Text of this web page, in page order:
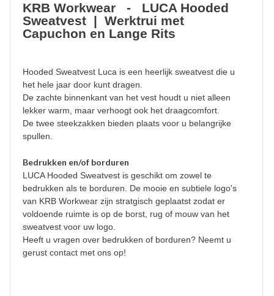
KRB Workwear - LUCA Hooded
Sweatvest | Werktrui met
Capuchon en Lange Rits
Hooded Sweatvest Luca is een heerlijk sweatvest die u
het hele jaar door kunt dragen.
De zachte binnenkant van het vest houdt u niet alleen
lekker warm, maar verhoogt ook het draagcomfort.
De twee steekzakken bieden plaats voor u belangrijke
spullen.
Bedrukken en/of borduren
LUCA Hooded Sweatvest is geschikt om zowel te
bedrukken als te borduren. De mooie en subtiele logo's
van KRB Workwear zijn stratgisch geplaatst zodat er
voldoende ruimte is op de borst, rug of mouw van het
sweatvest voor uw logo.
Heeft u vragen over bedrukken of borduren? Neemt u
gerust contact met ons op!